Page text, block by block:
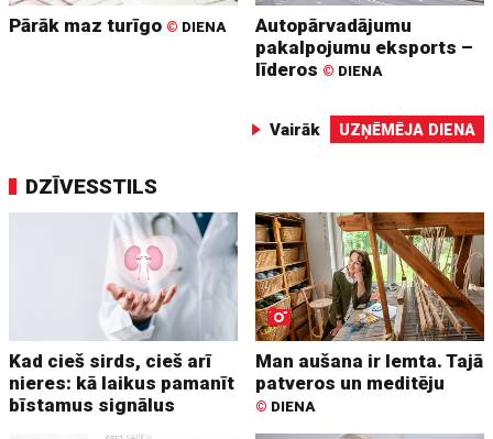
Pārāk maz turīgo © DIENA
Autopārvadājumu
pakalpojumu eksports –
līderos © DIENA
Vairāk UZŅĒMĒJA DIENA
DZĪVESSTILS
Kad cieš sirds, cieš arī
nieres: kā laikus pamanīt
bīstamus signālus
Man aušana ir lemta. Tajā
patveros un meditēju
© DIENA